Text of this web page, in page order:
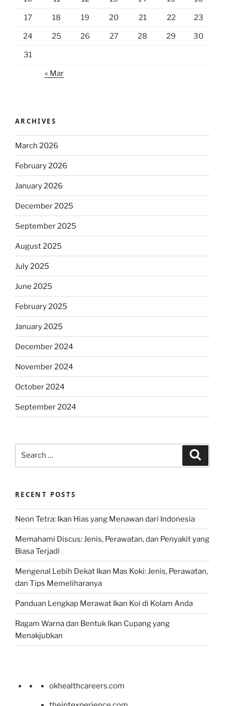
17 18 19 20 21 22 23
24 25 26 27 28 29 30
31
« Mar
ARCHIVES
March 2026
February 2026
January 2026
December 2025
September 2025
August 2025
July 2025
June 2025
February 2025
January 2025
December 2024
November 2024
October 2024
September 2024
RECENT POSTS
Neon Tetra: Ikan Hias yang Menawan dari Indonesia
Memahami Discus: Jenis, Perawatan, dan Penyakit yang
Biasa Terjadi
Mengenal Lebih Dekat Ikan Mas Koki: Jenis, Perawatan,
dan Tips Memeliharanya
Panduan Lengkap Merawat Ikan Koi di Kolam Anda
Ragam Warna dan Bentuk Ikan Cupang yang
Menakjubkan
okhealthcareers.com